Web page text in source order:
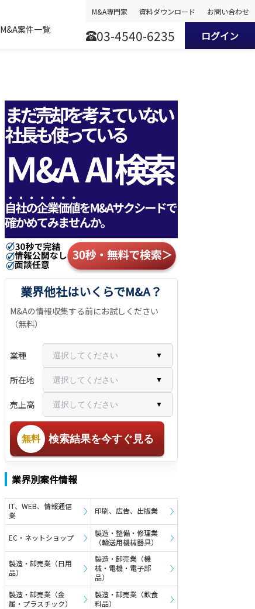
M&A案件一覧
M&A専門家 資料ダウンロード お問い合わせ
03-4540-6235 ログイン
業界他社はいくらでM&A？
M&Aの情報収集する前にお試しください
（無料）
業種 選択してください ▼
所在地 選択してください ▼
売上高 選択してください ▼
無料 検索結果を今すぐ見る
業界別案件情報
IT、WEB、情報通信
業
印刷、広告、出版業
EC・ネットショップ
製造・整備・修理業
（輸送用機械器具）
製造・卸売業（日用
品）
製造・卸売業（機
械・電機・電子部
品）
製造・卸売業（金
属・プラスチック）
製造・卸売業（飲食
料品）